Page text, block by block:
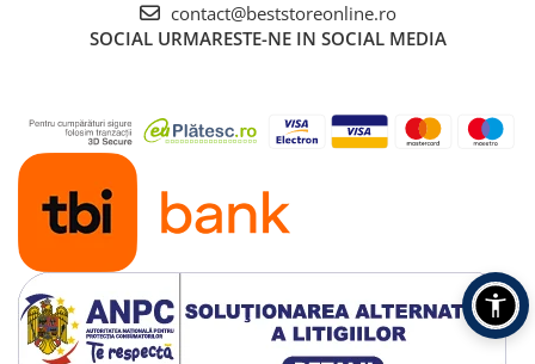
Ingrijire personala & Cosmetice
Accesorii aparate de ras clasice
Accesorii aparate de ras electrice
Aparate cosmetice
Aparate de ras si tuns
Aparate masaj
Aparate pentru manichiura
pedichiura
contact@beststoreonline.ro
SOCIAL URMARESTE-NE IN SOCIAL MEDIA